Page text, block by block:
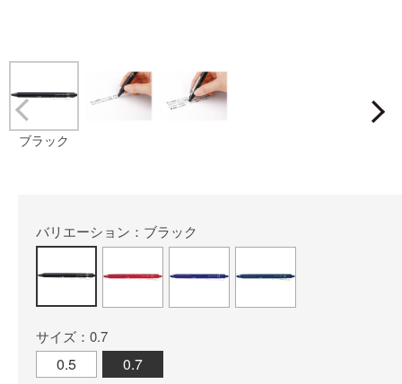
ブラック
Prev
バリエーション：ブラック
サイズ：0.7
0.5 0.7